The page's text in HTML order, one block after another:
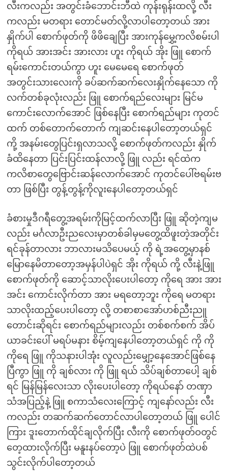
လီးကလည်း အတွင်းခံဘောင်းဘီထဲ ကုန်းရုန်းထလို့ လီး
ကလည်း မတရား တောင်မတ်လို့လာပါတော့တယ် အား
နှိုက်ပါ စောက်ဖုတ်ကို ဖိဖိချေပြီး အားကုန်မွှေ့ကလိစမ်းပါ
ကိုရယ် အားအင်း အားလား ဟူး ကိုရယ် အိုး ဖြူ စောက်
ရမ်းကောင်းတယ်ကွာ ဟူး မေမေရေ စောက်ဖုတ်
အတွင်းသားလေးကို ခပ်ဆက်ဆက်လေးနှိုက်နေသော ကို
လက်တစ်ခုလုံးလည်း ဖြူ စောက်ရည်လေးများ မြင်မ
ကောင်းလောက်အောင် ဖြစ်နေပြီး စောက်ရည်များ ကုတင်
ထက် တစ်တောက်တောက် ကျဆင်းနေပါတော့တယ်ရှင်
ကို့ အနမ်းတွေပြင်းရှလာသလို့ စောက်ဖုတ်ကလည်း နှိုက်
ခံထိနေတာ ပြင်းပြင်းထန်လာလို့ ဖြူ လည်း ရင်ထဲက
ကလိစာတွေဗြောင်းဆန်လောက်အောင် ကုတင်ပေါ်ဗရမ်းဗ
တာ ဖြစ်ပြီး တွန့်တွန့်ကိုလူးနေပါတော့တယ်ရှင်
ခံစားမှုဒီဂရီတွေ့အရမ်းကိုမြင့်ထက်လာပြီး ဖြူ ဆိုတဲ့ကျမ
လည်း မင်္ဂလာဦးညလေးမှာတစ်ခါမှမတွေ့ထိဖူးတဲ့အတိုင်း
ရင်ခုန်တာလား ဘာလားမသိပေမယ့် ကို ရဲ့အတွေ့မှာနစ်
မြောနေမိတာတော့အမှန်ပါပဲရှင် အိုး ကိုရယ် ကို့ လီးနဲ့ဖြူ
စောက်ဖုတ်ကို ဆောင့်သာလိုးပေးပါတော့ ကိုရေ အား အား
အင်း ကောင်းလိုက်တာ အား မရတော့ဘူး ကိုရေ မတရား
သာလိုးထည့်ပေးပါတော့ လို့ တစာစာအော်ဟစ်ညီးညူ
တောင်းဆိုရင်း စောက်ရည်များလည်း တစ်စက်စက် အိပ်
ယာခင်းပေါ် မရပ်မနား စိမ့်ကျနေပါတော့တယ်ရှင် ကို ကို
ကိုရေ ဖြူ ကိုသနားပါအုံး လူလည်းမျှော့နေအောင်ဖြစ်နေ
ပြီကွာ ဖြူ ကို ချစ်လား ကို ဖြူ ရယ် သိပ်ချစ်တာပေါ့ ချစ်
ရင် မြန်မြန်လေးသာ လိုးပေးပါတော့ ကိုရယ်နော် တဏှာ
သံအပြည့်နဲ့ ဖြူ စကာသံလေးကြောင့် ကျနော်လည်း လီး
ကလည်း တဆက်ဆက်တောင်လာပါတော့တယ် ဖြူ ပေါင်
ကြား ဒူးတောက်ထိုင်ချလိုက်ပြီး လီးကို စောက်ဖုတ်ဝတွင်
တေ့ထားလိုက်ပြီး မနူးနပ်တော့ပဲ ဖြူ စောက်ဖုတ်ထဲပစ်
သွင်းလိုက်ပါတော့တယ်